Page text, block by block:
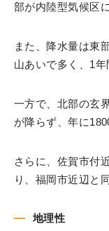
部が内陸型気候区
また、降水量は東
山あいで多く、1年
一方で、北部の玄
が降らず、年に
さらに、佐賀市付
り、福岡市近辺と
地理性